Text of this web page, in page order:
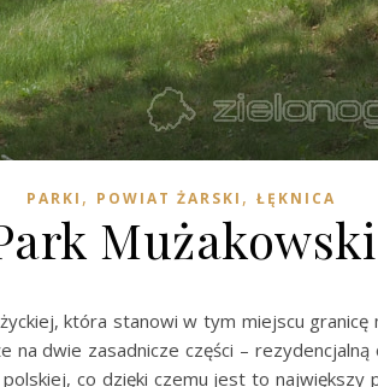
PARKI , POWIAT ŻARSKI , ŁĘKNICA
Mużakowski
która stanowi w tym miejscu granicę
dwie zasadnicze części –
co dzięki czemu jest to największy